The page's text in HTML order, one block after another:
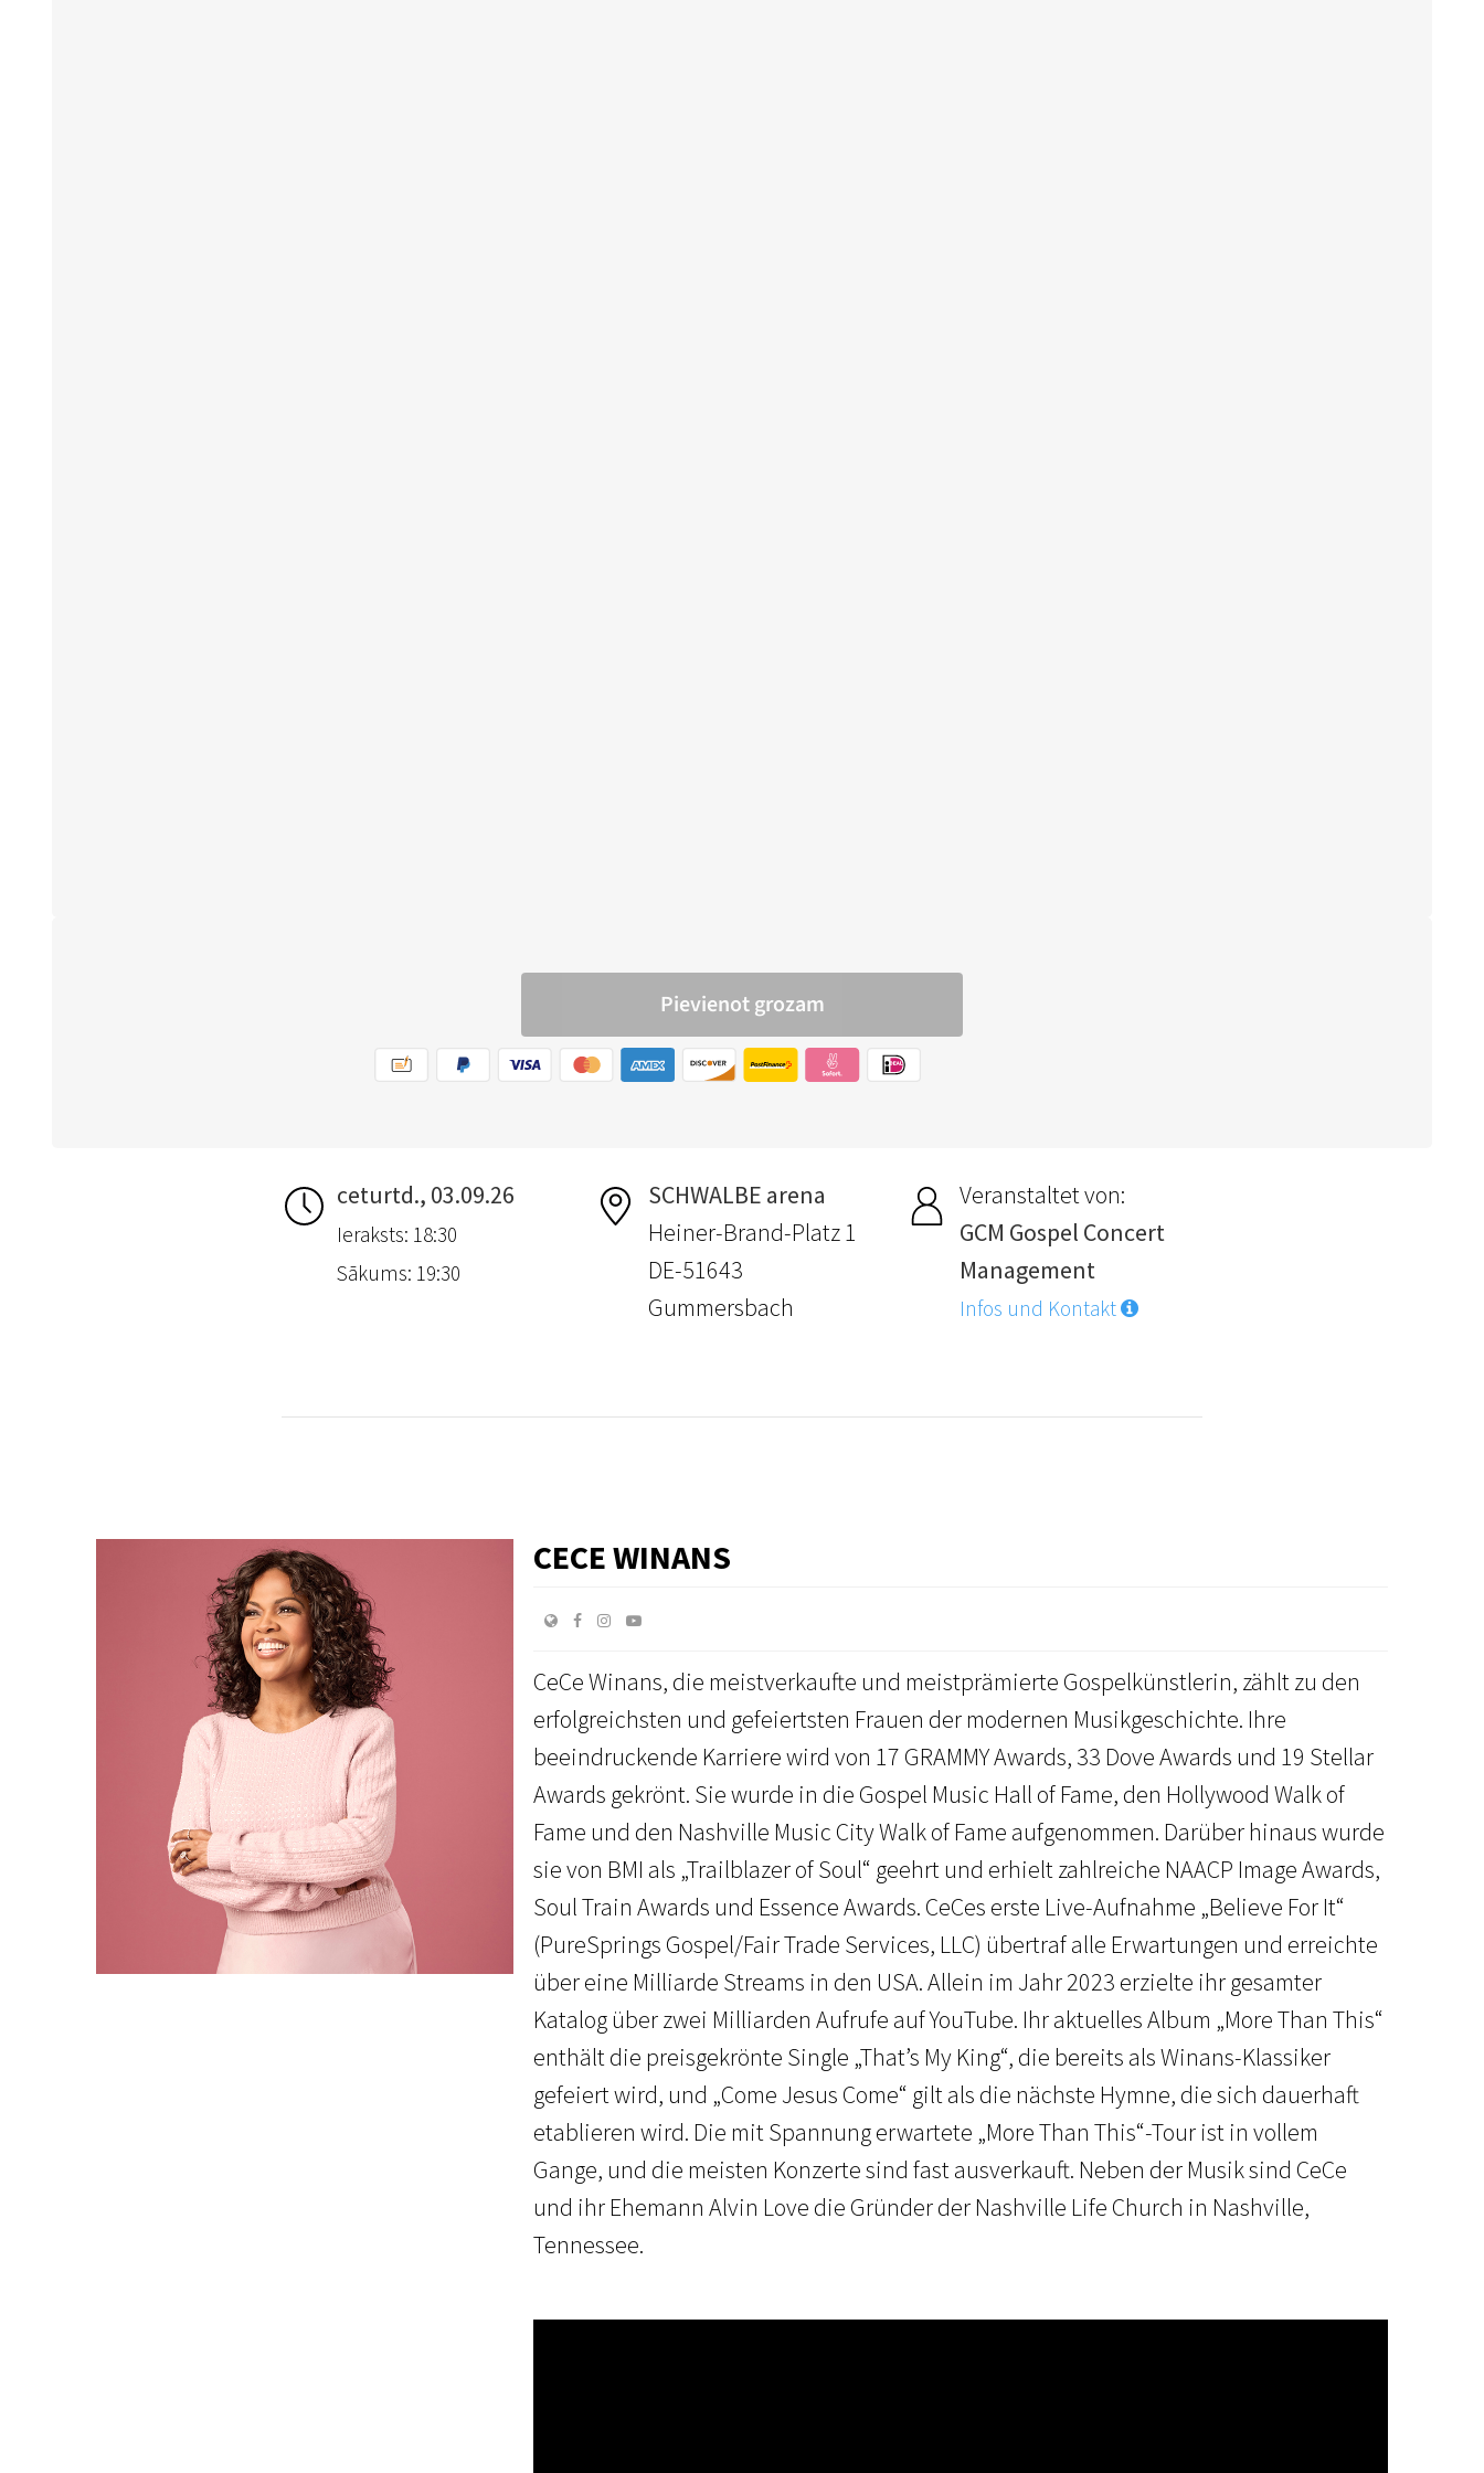
ceturtd., 03.09.26
Ieraksts: 18:30
Sākums: 19:30
SCHWALBE arena
Heiner-Brand-Platz 1
DE-51643
Gummersbach
Veranstaltet von:
GCM Gospel Concert
Management
Infos und Kontakt
CECE WINANS
CeCe Winans, die meistverkaufte und meistprämierte Gospelkünstlerin, zählt zu den
erfolgreichsten und gefeiertsten Frauen der modernen Musikgeschichte. Ihre
beeindruckende Karriere wird von 17 GRAMMY Awards, 33 Dove Awards und 19 Stellar
Awards gekrönt. Sie wurde in die Gospel Music Hall of Fame, den Hollywood Walk of
Fame und den Nashville Music City Walk of Fame aufgenommen. Darüber hinaus wurde
sie von BMI als „Trailblazer of Soul“ geehrt und erhielt zahlreiche NAACP Image Awards,
Soul Train Awards und Essence Awards. CeCes erste Live-Aufnahme „Believe For It“
(PureSprings Gospel/Fair Trade Services, LLC) übertraf alle Erwartungen und erreichte
über eine Milliarde Streams in den USA. Allein im Jahr 2023 erzielte ihr gesamter
Katalog über zwei Milliarden Aufrufe auf YouTube. Ihr aktuelles Album „More Than This“
enthält die preisgekrönte Single „That’s My King“, die bereits als Winans-Klassiker
gefeiert wird, und „Come Jesus Come“ gilt als die nächste Hymne, die sich dauerhaft
etablieren wird. Die mit Spannung erwartete „More Than This“-Tour ist in vollem
Gange, und die meisten Konzerte sind fast ausverkauft. Neben der Musik sind CeCe
und ihr Ehemann Alvin Love die Gründer der Nashville Life Church in Nashville,
Tennessee.